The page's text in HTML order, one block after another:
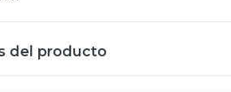
del producto